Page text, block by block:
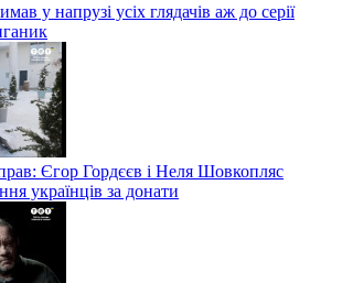
у напрузі усіх глядачів аж до серії
Єгор Гордєєв і Неля Шовкопляс
українців за донати